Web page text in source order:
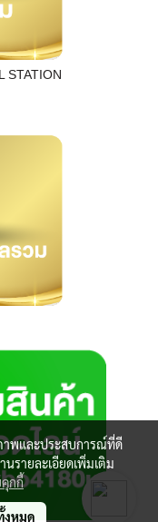
STATION
าพและประสบการณ์ที่ดี
นรายละเอียดเพิ่มเติม
กกี้
งหมด